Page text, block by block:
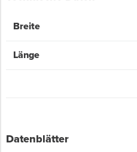
Breite
Länge
Datenblätter